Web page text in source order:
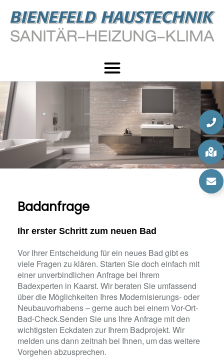
Badanfrage
Ihr erster Schritt zum neuen Bad
Vor Ihrer Entscheidung für ein neues Bad gibt es
viele Fragen zu klären. Starten Sie doch einfach mit
einer unverbindlichen Anfrage bei Ihrem
Badexperten in Kaarst. Wir beraten Sie umfassend
über die Möglichkeiten Ihres Modernisierungs- oder
Neubauvorhabens – gerne auch bei einem Vor-Ort-
Bad-Check.Senden Sie uns Ihre Anfrage mit den
wichtigsten Eckdaten zur Ihrem Badprojekt. Wir
melden uns dann zeitnah bei Ihnen, um das weitere
Vorgehen abzusprechen.